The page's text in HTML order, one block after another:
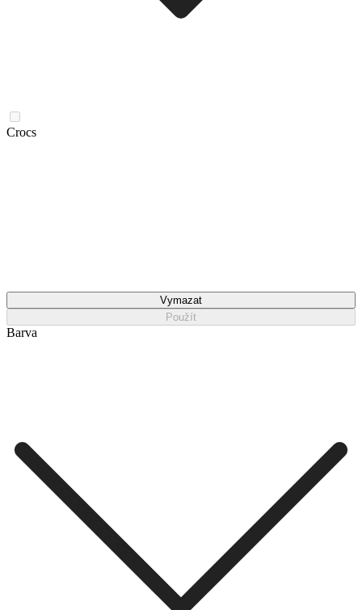
Crocs
Vymazat
Použít
Barva